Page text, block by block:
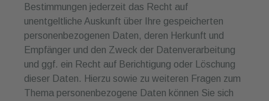
Bestimmungen jederzeit das Recht auf
unentgeltliche Auskunft über Ihre gespeicherten
personenbezogenen Daten, deren Herkunft und
Empfänger und den Zweck der Datenverarbeitung
und ggf. ein Recht auf Berichtigung oder Löschung
dieser Daten. Hierzu sowie zu weiteren Fragen zum
Thema personenbezogene Daten können Sie sich